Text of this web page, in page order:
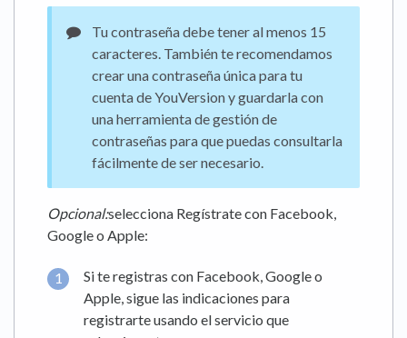
Tu contraseña debe tener al menos 15
caracteres. También te recomendamos
crear una contraseña única para tu
cuenta de YouVersion y guardarla con
una herramienta de gestión de
contraseñas para que puedas consultarla
fácilmente de ser necesario.
Opcional:selecciona Regístrate con Facebook,
Google o Apple:
Si te registras con Facebook, Google o
Apple, sigue las indicaciones para
registrarte usando el servicio que